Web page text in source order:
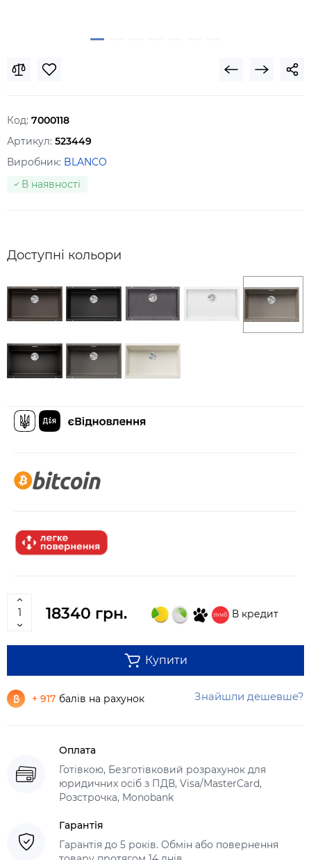
Код: 7000118
Артикул: 523449
Виробник: BLANCO
В наявності
Доступні кольори
18340 грн. В кредит
Купити
+ 917 балів на рахунок Знайшли дешевше?
Оплата
Готівкою, Безготівковий розрахунок для
юридичних осіб з ПДВ, Visa/MasterCard,
Розстрочка, Monobank
Гарантія
Гарантія до 5 років. Обмін або повернення